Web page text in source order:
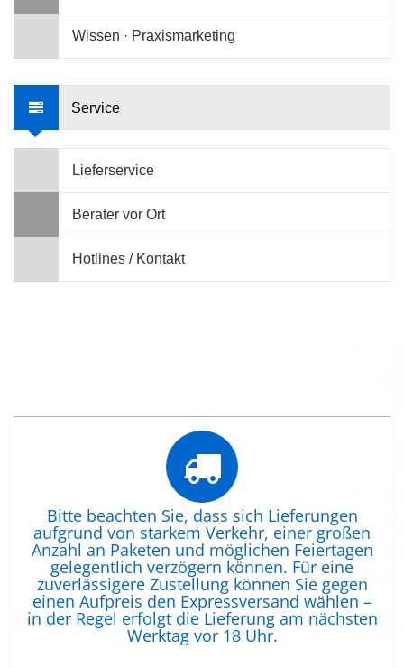
Wissen · Praxismarketing
Service
Lieferservice
Berater vor Ort
Hotlines / Kontakt
Bitte beachten Sie, dass sich Lieferungen
aufgrund von starkem Verkehr, einer großen
Anzahl an Paketen und möglichen Feiertagen
gelegentlich verzögern können. Für eine
zuverlässigere Zustellung können Sie gegen
einen Aufpreis den Expressversand wählen –
in der Regel erfolgt die Lieferung am nächsten
Werktag vor 18 Uhr.